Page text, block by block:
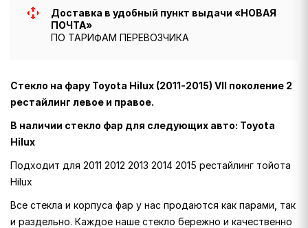
Доставка в удобный пункт выдачи «НОВАЯ
ПОЧТА»
ПО ТАРИФАМ ПЕРЕВОЗЧИКА
Стекло на фару Toyota Hilux (2011-2015) VII поколение 2
рестайлинг левое и правое.
В наличии стекло фар для следующих авто: Toyota
Hilux
Подходит для 2011 2012 2013 2014 2015 рестайлинг тойота
Hilux
Все стекла и корпуса фар у нас продаются как парами, так
и раздельно. Каждое наше стекло бережно и качественно